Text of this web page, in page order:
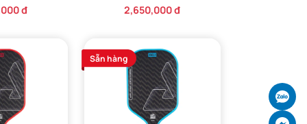
đ 2,650,000 đ
Sẵn hàng